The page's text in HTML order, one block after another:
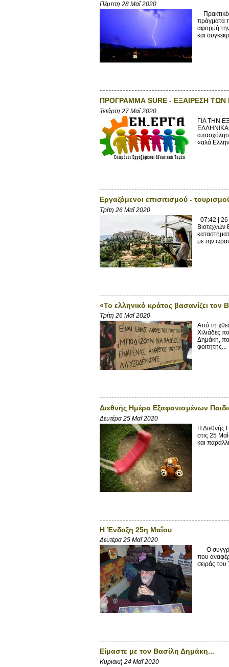
Πέμπτη 28 Μαΐ 2020
πράγματα
αφορμή
και
ΠΡΟΓΡΑΜΜΑ SURE - ΕΞΑΙΡΕΣΗ
Τετάρτη 27 Μαΐ 2020
ΓΙΑ ΤΗΝ
«αλά
Εργαζόμενοι επισιτισμού -
Τρίτη 26 Μαΐ 2020
07:42 | 26
Βιοτεχνών
με την
«Το ελληνικό κράτος βασανίζει τον
Τρίτη 26 Μαΐ 2020
Από τη
Χιλιάδες
Δημάκη,
φοιτητής...
Διεθνής Ημέρα Εξαφανισμένων
Δευτέρα 25 Μαΐ 2020
Η Διεθνής
στις 25
και
Η Ένδοξη 25η Μαΐου
Δευτέρα 25 Μαΐ 2020
Ο
που
σειράς του
Είμαστε με τον Βασίλη Δημάκη...
Κυριακή 24 Μαΐ 2020